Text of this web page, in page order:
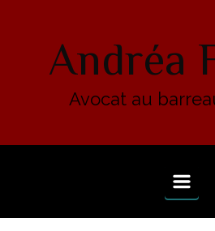
Andréa
Avocat au